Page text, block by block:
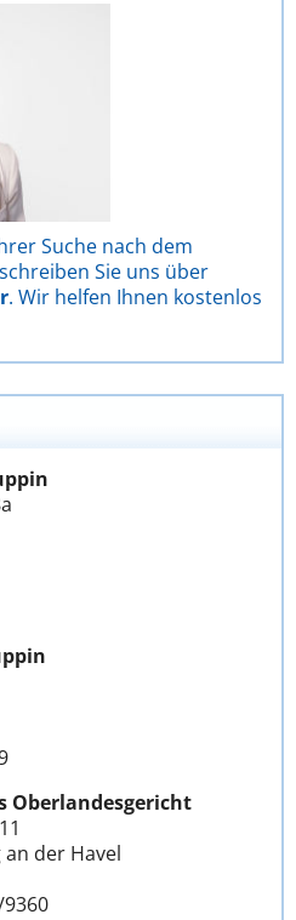
Suche nach dem
Sie uns über
. Wir helfen Ihnen kostenlos
Oberlandesgericht
der Havel
9360